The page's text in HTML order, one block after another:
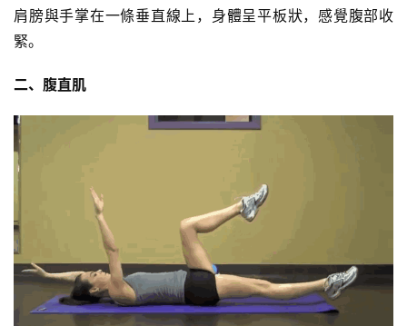
肩膀與手掌在一條垂直線上，身體呈平板狀，感覺腹部收
緊。
二、腹直肌